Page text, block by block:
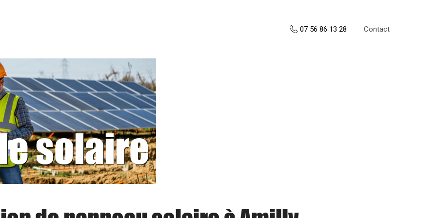
07 56 86 13 28 Contact
solaire